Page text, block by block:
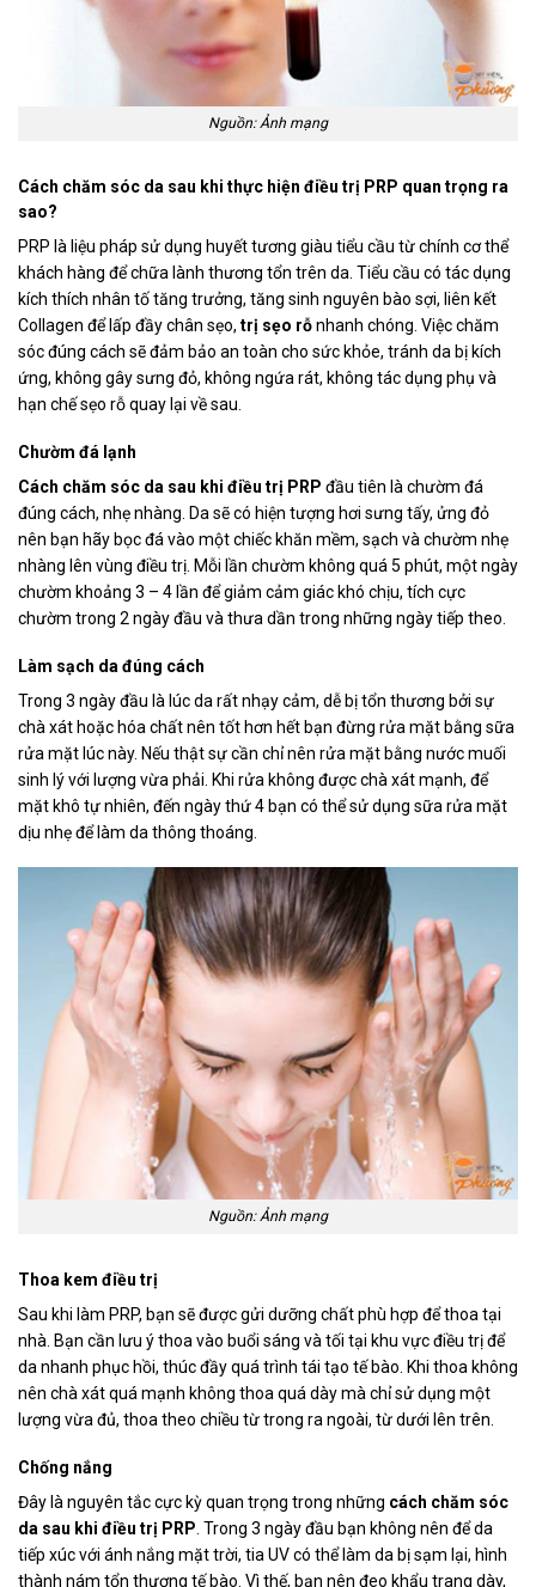
Nguồn: Ảnh mạng
Cách chăm sóc da sau khi thực hiện điều trị PRP quan trọng ra
sao?
PRP là liệu pháp sử dụng huyết tương giàu tiểu cầu từ chính cơ thể
khách hàng để chữa lành thương tổn trên da. Tiểu cầu có tác dụng
kích thích nhân tố tăng trưởng, tăng sinh nguyên bào sợi, liên kết
Collagen để lấp đầy chân sẹo, trị sẹo rỗnhanh chóng. Việc chăm
sóc đúng cách sẽ đảm bảo an toàn cho sức khỏe, tránh da bị kích
ứng, không gây sưng đỏ, không ngứa rát, không tác dụng phụ và
hạn chế sẹo rỗ quay lại về sau.
Chườm đá lạnh
Cách chăm sóc da sau khi điều trị PRP đầu tiên là chườm đá
đúng cách, nhẹ nhàng. Da sẽ có hiện tượng hơi sưng tấy, ửng đỏ
nên bạn hãy bọc đá vào một chiếc khăn mềm, sạch và chườm nhẹ
nhàng lên vùng điều trị. Mỗi lần chườm không quá 5 phút, một ngày
chườm khoảng 3 – 4 lần để giảm cảm giác khó chịu, tích cực
chườm trong 2 ngày đầu và thưa dần trong những ngày tiếp theo.
Làm sạch da đúng cách
Trong 3 ngày đầu là lúc da rất nhạy cảm, dễ bị tổn thương bởi sự
chà xát hoặc hóa chất nên tốt hơn hết bạn đừng rửa mặt bằng sữa
rửa mặt lúc này. Nếu thật sự cần chỉ nên rửa mặt bằng nước muối
sinh lý với lượng vừa phải. Khi rửa không được chà xát mạnh, để
mặt khô tự nhiên, đến ngày thứ 4 bạn có thể sử dụng sữa rửa mặt
dịu nhẹ để làm da thông thoáng.
Nguồn: Ảnh mạng
Thoa kem điều trị
Sau khi làm PRP, bạn sẽ được gửi dưỡng chất phù hợp để thoa tại
nhà. Bạn cần lưu ý thoa vào buổi sáng và tối tại khu vực điều trị để
da nhanh phục hồi, thúc đầy quá trình tái tạo tế bào. Khi thoa không
nên chà xát quá mạnh không thoa quá dày mà chỉ sử dụng một
lượng vừa đủ, thoa theo chiều từ trong ra ngoài, từ dưới lên trên.
Chống nắng
Đây là nguyên tắc cực kỳ quan trọng trong những cách chăm sóc
da sau khi điều trị PRP . Trong 3 ngày đầu bạn không nên để da
tiếp xúc với ánh nắng mặt trời, tia UV có thể làm da bị sạm lại, hình
thành nám tổn thương tế bào. Vì thế, bạn nên đeo khẩu trang dày,